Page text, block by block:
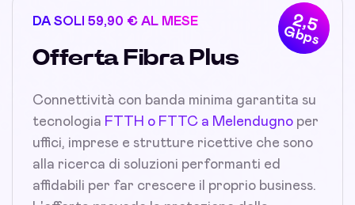
2,5
Gbps
DA SOLI 59,90 € AL MESE
Offerta Fibra Plus
Connettività con banda minima garantita su
tecnologia FTTH o FTTC a Melendugno per
uffici, imprese e strutture ricettive che sono
alla ricerca di soluzioni performanti ed
affidabili per far crescere il proprio business.